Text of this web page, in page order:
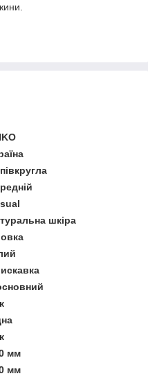
шкіра
мм
мм